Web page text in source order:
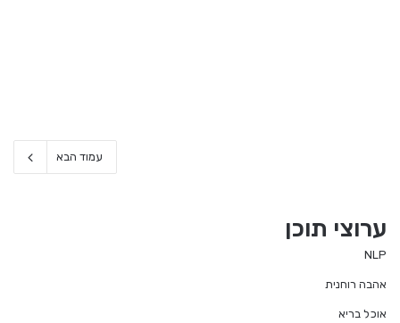
עמוד הבא
ערוצי תוכן
NLP
אהבה רוחנית
אוכל בריא